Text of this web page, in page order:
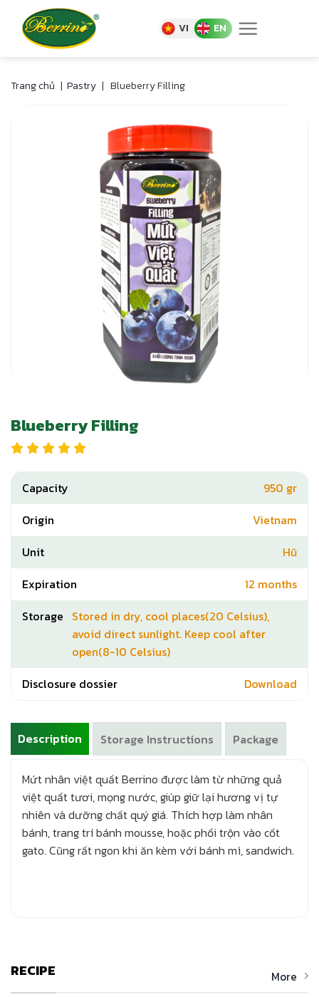
content
VI EN
Trang chủ | Pastry | Blueberry Filling
Blueberry Filling
Capacity
950 gr
Origin
Vietnam
Unit
Hũ
Expiration
12 months
Storage Stored in dry, cool places(20 Celsius),
avoid direct sunlight. Keep cool after
open(8-10 Celsius)
Disclosure dossier
Download
Description Storage Instructions Package
Mứt nhân việt quất Berrino được làm từ những quả
việt quất tươi, mọng nước, giúp giữ lại hương vị tự
nhiên và dưỡng chất quý giá. Thích hợp làm nhân
bánh, trang trí bánh mousse, hoặc phối trộn vào cốt
gato. Cũng rất ngon khi ăn kèm với bánh mì, sandwich.
RECIPE More